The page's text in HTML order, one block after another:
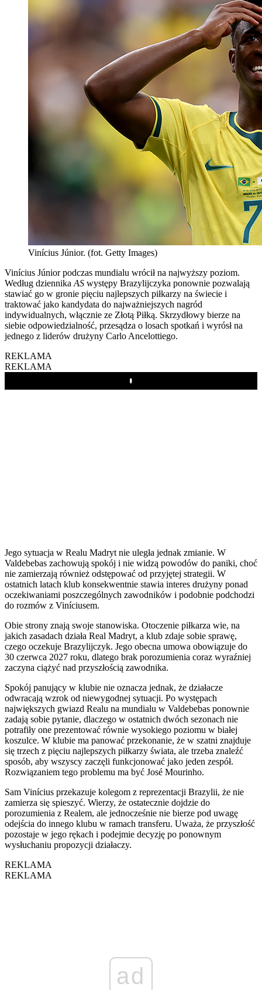
Vinícius Júnior. (fot. Getty Images)
Vinícius Júnior podczas mundialu wrócił na najwyższy poziom.
Według dziennika AS występy Brazylijczyka ponownie pozwalają
stawiać go w gronie pięciu najlepszych piłkarzy na świecie i
traktować jako kandydata do najważniejszych nagród
indywidualnych, włącznie ze Złotą Piłką. Skrzydłowy bierze na
siebie odpowiedzialność, przesądza o losach spotkań i wyrósł na
jednego z liderów drużyny Carlo Ancelottiego.
REKLAMA
REKLAMA
Play
Jego sytuacja w Realu Madryt nie uległa jednak zmianie. W
Valdebebas zachowują spokój i nie widzą powodów do paniki, choć
nie zamierzają również odstępować od przyjętej strategii. W
ostatnich latach klub konsekwentnie stawia interes drużyny ponad
oczekiwaniami poszczególnych zawodników i podobnie podchodzi
do rozmów z Viníciusem.
Obie strony znają swoje stanowiska. Otoczenie piłkarza wie, na
jakich zasadach działa Real Madryt, a klub zdaje sobie sprawę,
czego oczekuje Brazylijczyk. Jego obecna umowa obowiązuje do
30 czerwca 2027 roku, dlatego brak porozumienia coraz wyraźniej
zaczyna ciążyć nad przyszłością zawodnika.
Spokój panujący w klubie nie oznacza jednak, że działacze
odwracają wzrok od niewygodnej sytuacji. Po występach
największych gwiazd Realu na mundialu w Valdebebas ponownie
zadają sobie pytanie, dlaczego w ostatnich dwóch sezonach nie
potrafiły one prezentować równie wysokiego poziomu w białej
koszulce. W klubie ma panować przekonanie, że w szatni znajduje
się trzech z pięciu najlepszych piłkarzy świata, ale trzeba znaleźć
sposób, aby wszyscy zaczęli funkcjonować jako jeden zespół.
Rozwiązaniem tego problemu ma być José Mourinho.
Sam Vinícius przekazuje kolegom z reprezentacji Brazylii, że nie
zamierza się spieszyć. Wierzy, że ostatecznie dojdzie do
porozumienia z Realem, ale jednocześnie nie bierze pod uwagę
odejścia do innego klubu w ramach transferu. Uważa, że przyszłość
pozostaje w jego rękach i podejmie decyzję po ponownym
wysłuchaniu propozycji działaczy.
REKLAMA
REKLAMA
ad